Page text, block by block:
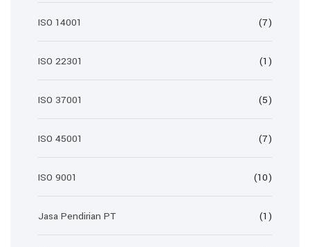
ISO 14001 (7)
ISO 22301 (1)
ISO 37001 (5)
ISO 45001 (7)
ISO 9001 (10)
Jasa Pendirian PT (1)